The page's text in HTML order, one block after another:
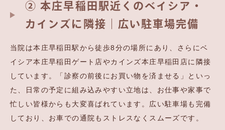
② 本庄早稲田駅近くのベイシア・
カインズに隣接｜広い駐車場完備
当院は本庄早稲田駅から徒歩8分の場所にあり、さらにベ
イシア本庄早稲田ゲート店やカインズ本庄早稲田店に隣接
しています。「診察の前後にお買い物を済ませる」といっ
た、日常の予定に組み込みやすい立地は、お仕事や家事で
忙しい皆様からも大変喜ばれています。広い駐車場も完備
しており、お車での通院もストレスなくスムーズです。